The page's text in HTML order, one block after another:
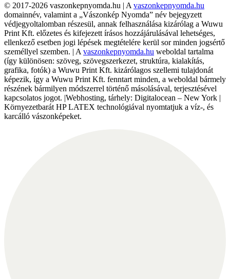
© 2017-2026 vaszonkepnyomda.hu | A vaszonkepnyomda.hu
domainnév, valamint a „Vászonkép Nyomda” név bejegyzett
védjegyoltalomban részesül, annak felhasználása kizárólag a Wuwu
Print Kft. előzetes és kifejezett írásos hozzájárulásával lehetséges,
ellenkező esetben jogi lépések megtételére kerül sor minden jogsértő
személlyel szemben. | A vaszonkepnyomda.hu weboldal tartalma
(így különösen: szöveg, szövegszerkezet, struktúra, kialakítás,
grafika, fotók) a Wuwu Print Kft. kizárólagos szellemi tulajdonát
képezik, így a Wuwu Print Kft. fenntart minden, a weboldal bármely
részének bármilyen módszerrel történő másolásával, terjesztésével
kapcsolatos jogot. |Webhosting, tárhely: Digitalocean – New York |
Környezetbarát HP LATEX technológiával nyomtatjuk a víz-, és
karcálló vászonképeket.